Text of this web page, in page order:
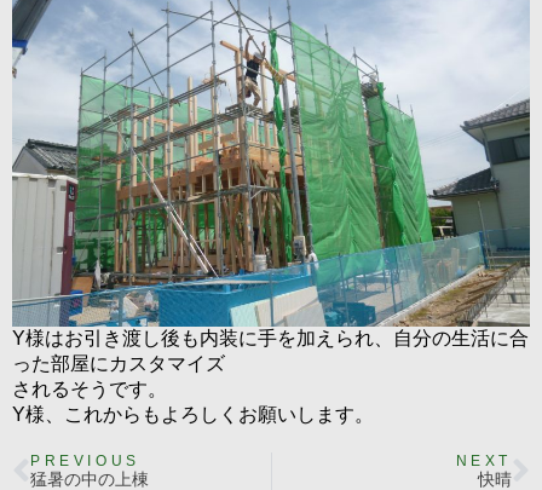
Y様はお引き渡し後も内装に手を加えられ、自分の生活に合
った部屋にカスタマイズ
されるそうです。
Y様、これからもよろしくお願いします。
PREVIOUS
猛暑の中の上棟
NEXT
快晴